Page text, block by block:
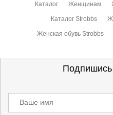
Каталог Женщинам
Каталог Strobbs
Женская обувь Strobbs
Подпишись
Ваше имя